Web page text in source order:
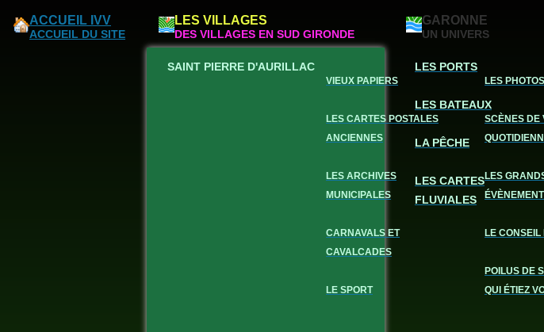
ACCUEIL IVV
ACCUEIL DU SITE
LES VILLAGES
DES VILLAGES EN SUD GIRONDE
SAINT PIERRE D'AURILLAC
VIEUX PAPIERS
LES CARTES POSTALES
ANCIENNES
LES ARCHIVES
MUNICIPALES
CARNAVALS ET
CAVALCADES
LE SPORT
LES
SCÈNES DE
LES
LE CONSEIL
POILUS DE
QUI ÉTIEZ
GARONNE
UN UNIVERS
LES PORTS
LES BATEAUX
LA PÊCHE
LES CARTES
FLUVIALES